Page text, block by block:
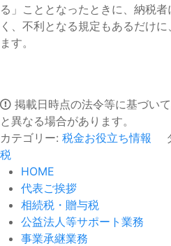
る」こととなったときに、納税
く、不利となる規定もあるだけ
ます。
掲載日時点の法令等に基づい
と異なる場合があります。
カテゴリー: 税金お役立ち情報
税
HOME
代表ご挨拶
相続税・贈与税
公益法人等サポート業務
事業承継業務